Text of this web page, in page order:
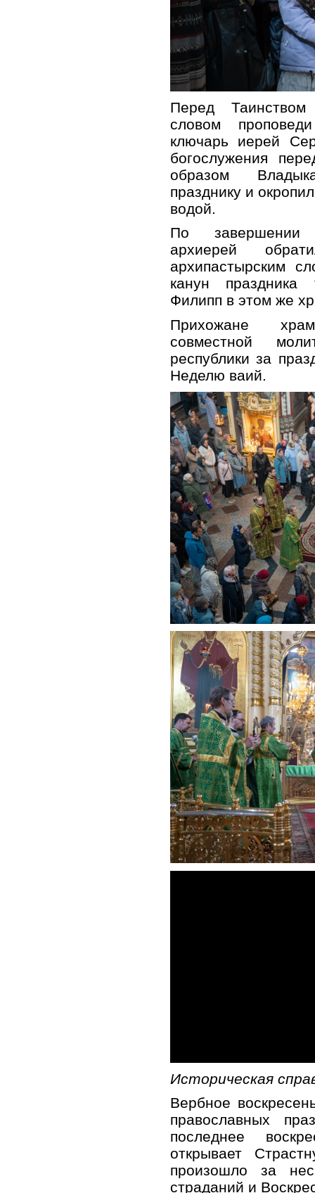
Перед
словом
ключарь иерей
богослужения
образом
празднику и
водой.
По завершении
архиерей
архипастырским
канун праздника
Филипп в этом же
Прихожане
совместной
республики за
Неделю ваий.
Историческая
Вербное
православных
последнее
открывает
произошло за
страданий и